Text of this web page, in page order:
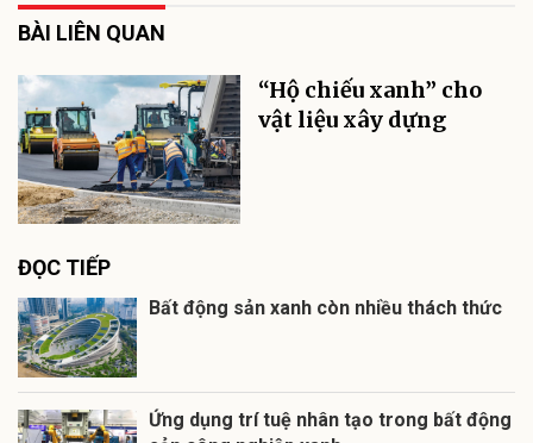
BÀI LIÊN QUAN
“Hộ chiếu xanh” cho
vật liệu xây dựng
ĐỌC TIẾP
Bất động sản xanh còn nhiều thách thức
Ứng dụng trí tuệ nhân tạo trong bất động